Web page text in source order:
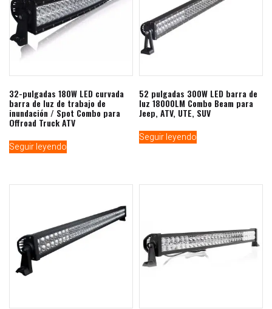
32-pulgadas 180W LED curvada
barra de luz de trabajo de
inundación / Spot Combo para
Offroad Truck ATV
Seguir leyendo
52 pulgadas 300W LED barra de
luz 18000LM Combo Beam para
Jeep, ATV, UTE, SUV
Seguir leyendo